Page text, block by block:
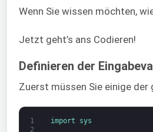
Wenn Sie wissen möchten,
Jetzt geht’s ans Codieren!
Definieren der
Zuerst müssen Sie einige
1
2
import sys